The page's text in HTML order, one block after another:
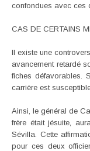
confondues avec ces
CAS DE CERTAINS
Il existe une
avancement retardé
fiches défavorables.
carrière est
Ainsi, le général de
frère était jésuite,
Sévilla. Cette
pour ces deux